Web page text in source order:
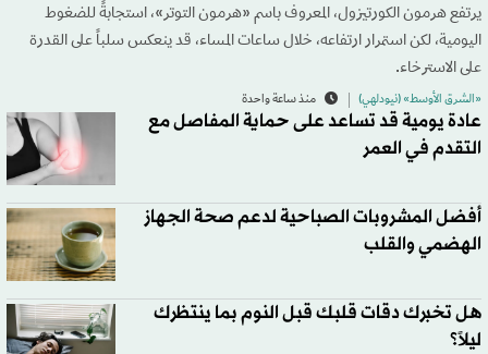
يرتفع هرمون الكورتيزول، المعروف باسم «هرمون التوتر»، استجابةً للضغوط
اليومية، لكن استمرار ارتفاعه، خلال ساعات المساء، قد ينعكس سلباً على القدرة
على الاسترخاء.
«الشرق الأوسط» (نيودلهي) منذ ساعة واحدة
عادة يومية قد تساعد على حماية المفاصل مع
التقدم في العمر
أفضل المشروبات الصباحية لدعم صحة الجهاز
الهضمي والقلب
هل تخبرك دقات قلبك قبل النوم بما ينتظرك
ليلاً؟